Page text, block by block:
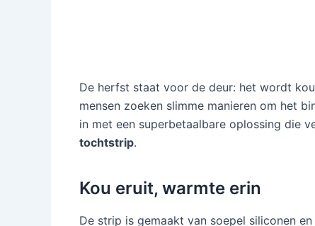
De herfst staat voor de deur: het wordt
mensen zoeken slimme manieren om het
in met een superbetaalbare oplossing die
tochtstrip.
Kou eruit, warmte erin
De strip is gemaakt van soepel siliconen